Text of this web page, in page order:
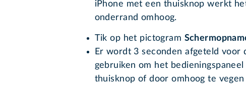
iPhone met een thuisknop werkt
onderrand omhoog.
Tik op het pictogram
Er wordt 3 seconden afgeteld
gebruiken om het
thuisknop of door omhoog te